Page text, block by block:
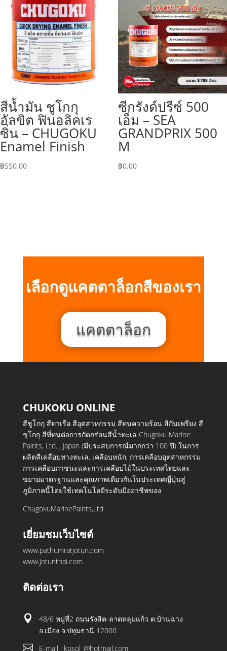
สีน้ำมัน ชูโกกุ
อัลขิต ฟินอลิคเร
ซิ่น – CHUGOKU
Enamel Finish
฿550.00
ซีกรังด์ปรีซ์ 500
เอ็ม – SEA
GRANDPRIX 500
M
฿0.00
เลือกดูแคตตาล็อกสีของเรา
แคตตาล็อก
CHUKOKU ONLINE
สีชูโกกุ สีทาเรือ สีอุตสาหกรรม สีทนความร้อน สีกันเพรียง สี
ชูโกกุ สีที่ทนต่อการกัดกร่อนสีน้ำทะเล Chugoku Marine
Paints, Ltd. , Japan (มีประสบการณ์มากกว่า 100 ปี) ในการ
ผลิตสีเคลือบทางทะเล, เคลือบหนัก, การเคลือบอุตสาหกรรม
การเคลือบภาชนะและการเคลือบไม้ในประเทศไทยและ
ขยายมาตรฐานและคุณภาพเดียวกันในประเทศญี่ปุ่นสู่
ภูมิภาคนี้โดยใช้เทคโนโลยีระดับมืออาชีพของ
ChugokuMarinePaints,Ltd
เยี่ยมชมเว็บไซต์
www.pathumratjotun.com
www.jotunthai.com
ติดต่อเรา

48/6 หมู่ที่2 ถนนรังสิต-ลาดหลุมแก้ว ต.บ้านฉาง
อ.เมือง จ.ปทุมธานี 12000
 E-mail : kosol_@hotmail.com